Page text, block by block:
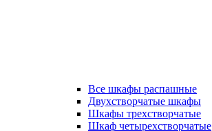
Все шкафы распашные
Двухстворчатые шкафы
Шкафы трехстворчатые
Шкаф четырехстворчатые